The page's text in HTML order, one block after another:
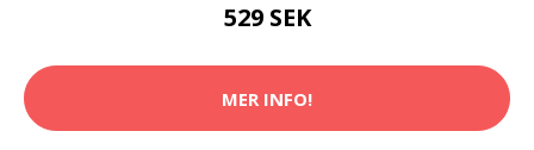
529 SEK
MER INFO!